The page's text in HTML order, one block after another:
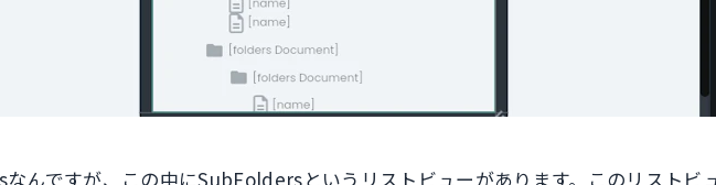
んですが、この中にSubFoldersというリストビューがあります。このリスト